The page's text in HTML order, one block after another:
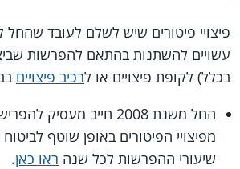
עשויים להשתנות בהתאם להפרשות
בכלל) לקופת פיצויים או לרכיב פיצויים
החל משנת 2008 חייב
מפיצויי הפיטורים באופן שוטף
שיעורי ההפרשות לכל שנה ראו כאן.